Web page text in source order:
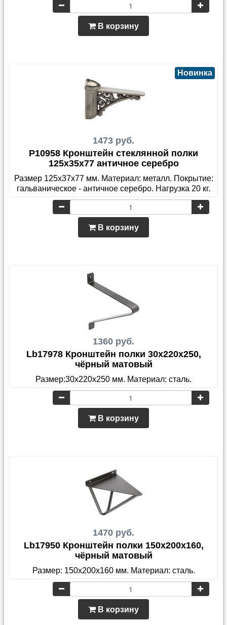
В корзину
1473 руб.
Новинка
P10958 Кронштейн стеклянной полки
125х35х77 античное серебро
Размер 125х37х77 мм. Материал: металл. Покрытие:
гальваническое - античное серебро. Нагрузка 20 кг.
В корзину
1360 руб.
Lb17978 Кронштейн полки 30x220x250,
чёрный матовый
Размер:30x220x250 мм. Материал: сталь.
В корзину
1470 руб.
Lb17950 Кронштейн полки 150x200x160,
чёрный матовый
Размер: 150x200x160 мм. Материал: сталь.
В корзину